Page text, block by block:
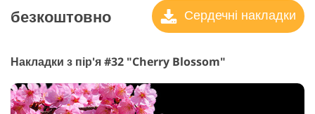
безкоштовно Сердечні накладки
Накладки з пір'я #32 "Cherry Blossom"